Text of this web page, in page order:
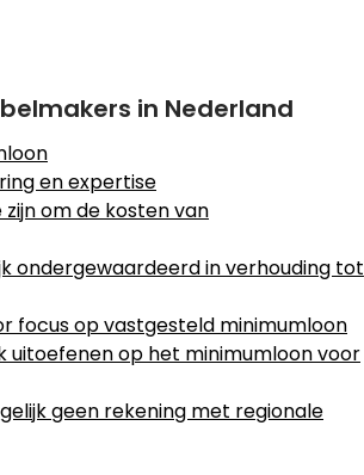
in Nederland
en expertise
om de kosten van
ondergewaardeerd in verhouding tot
focus op vastgesteld minimumloon
op het minimumloon voor
geen rekening met regionale